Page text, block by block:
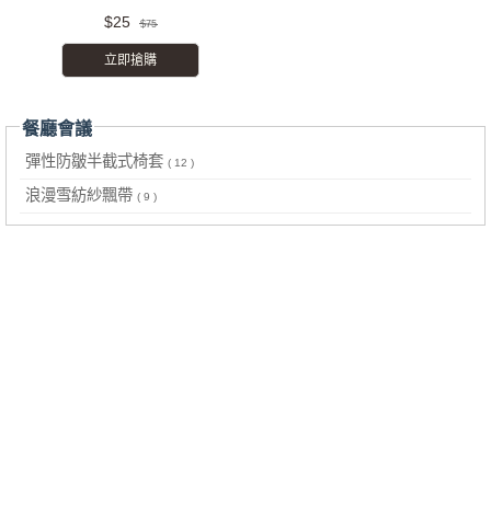
$25 $75
立即搶購
餐廳會議
彈性防皺半截式椅套 ( 12 )
浪漫雪紡紗飄帶 ( 9 )